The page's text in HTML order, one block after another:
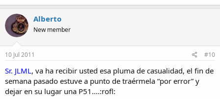
Alberto
New member
10 Jul 2011 #10
Sr. JLML, va ha recibir usted esa pluma de casualidad, el fin de
semana pasado estuve a punto de traérmela “por error” y
dejar en su lugar una P51....:rofl: